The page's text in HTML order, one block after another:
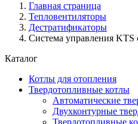
Главная страница
Тепловентиляторы
Дестратификаторы
Система управления KTS
Каталог
Котлы для отопления
Твердотопливные котлы
Автоматические
Двухконтурные
Твердотопливные